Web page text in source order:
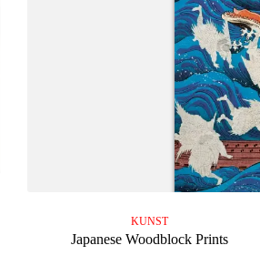
KUNST
Japanese Woodblock Prints